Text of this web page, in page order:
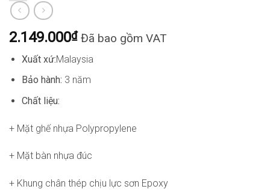
2.149.000₫ Đã bao gồm VAT
Xuất xứ:Malaysia
Bảo hành: 3 năm
Chất liệu:
+ Mặt ghế nhựa Polypropylene
+ Mặt bàn nhựa đúc
+ Khung chân thép chịu lực sơn Epoxy